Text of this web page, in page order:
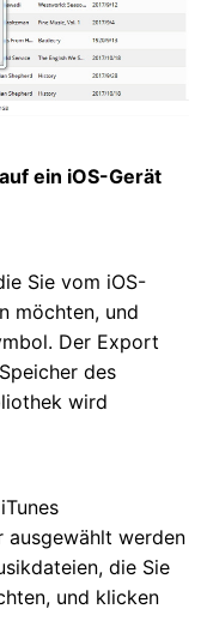
ein iOS-Gerät
Sie vom iOS-
möchten, und
Der Export
des
wird
ausgewählt werden
die Sie
und klicken